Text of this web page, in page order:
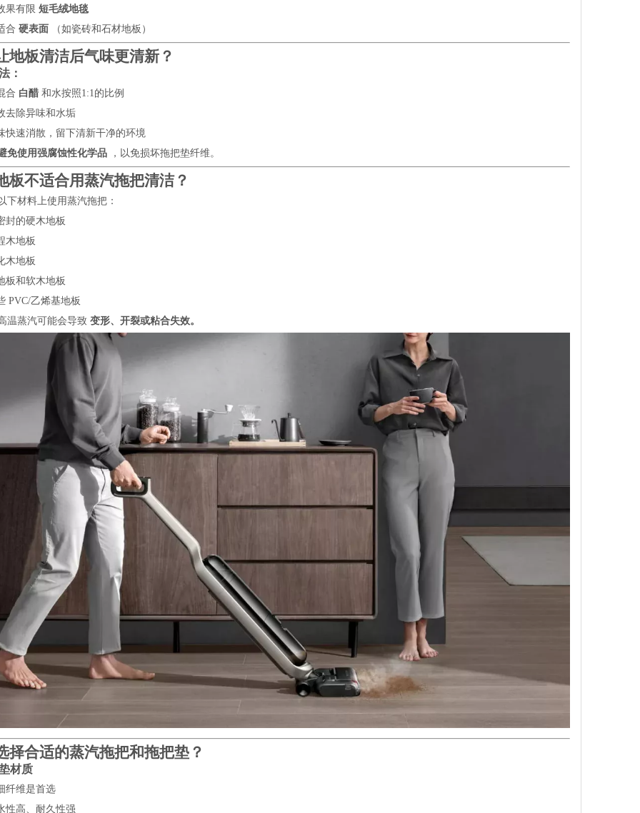
果有限 短毛绒地毯
合 硬表面 （如瓷砖和石材地板）
地板清洁后气味更清新？
：
合 白醋 和水按照1:1的比例
去除异味和水垢
快速消散，留下清新干净的环境
免使用强腐蚀性化学品 ，以免损坏拖把垫纤维。
板不适合用蒸汽拖把清洁？
下材料上使用蒸汽拖把：
封的硬木地板
木地板
木地板
板和软木地板
PVC/乙烯基地板
温蒸汽可能会导致 变形、开裂或粘合失效。
择合适的蒸汽拖把和拖把垫？
材质
纤维是首选
性高、耐久性强